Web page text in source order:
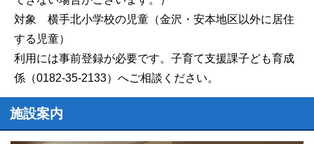
対象 横手北小学校の児童（金沢・安本地区以外に居住
する児童）
利用には事前登録が必要です。子育て支援課子ども育成
係（0182-35-2133）へご相談ください。
施設案内